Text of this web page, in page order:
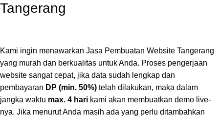
Tangerang
Kami ingin menawarkan Jasa Pembuatan Website Tangerang
yang murah dan berkualitas untuk Anda. Proses pengerjaan
website sangat cepat, jika data sudah lengkap dan
pembayaran DP (min. 50%) telah dilakukan, maka dalam
jangka waktu max. 4 hari kami akan membuatkan demo live-
nya. Jika menurut Anda masih ada yang perlu ditambahkan